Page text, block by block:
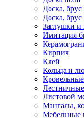
Доска, брус
Доска, брус
Заглушки и
Имитация
Кирпич
Клей
Кольца и
Листовой
Мангалы,
Мебельные